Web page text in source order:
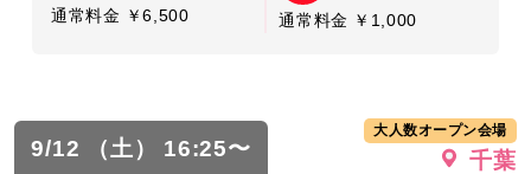
通常料金 ￥6,500 通常料金 ￥1,000
9/12 （土） 16:25〜
大人数オープン会場
千葉